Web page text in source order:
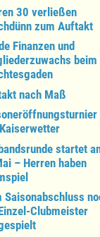
30 verließen
zum Auftakt
Finanzen und
beim
nach Maß
startet
– Herren haben
Saisonabschluss
Clubmeister